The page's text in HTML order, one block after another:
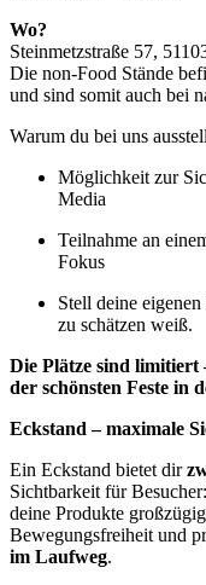
Wo?
Steinmetzstraße 57,
Die non-Food Stände
und sind somit auch bei
Warum du bei uns
Möglichkeit zur
Media
Teilnahme an
Fokus
Stell deine
zu schätzen weiß.
Die Plätze sind limitiert
der schönsten Feste in
Eckstand – maximale
Ein Eckstand bietet dir
Sichtbarkeit für
deine Produkte
Bewegungsfreiheit und
im Laufweg.